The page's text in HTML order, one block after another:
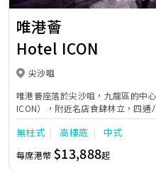
唯港薈
Hotel ICON
尖沙咀
唯港薈座落於尖沙咀，九龍區的中
ICON），附近名店食肆林立，四通
中的活力個性，成為一眾準新人舉
隊由策劃統籌至所有婚宴每個細節
讓您留下獨特的醉人回憶。 擁有時
廳，配置了全套先進的視聽影音及
無柱式 高樓底 中式
每席港幣 $13,888起